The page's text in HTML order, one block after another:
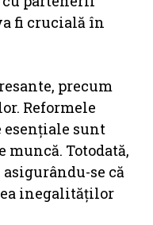
fi crucială în
precum
Reformele
sunt
Totodată,
se că
inegalităților